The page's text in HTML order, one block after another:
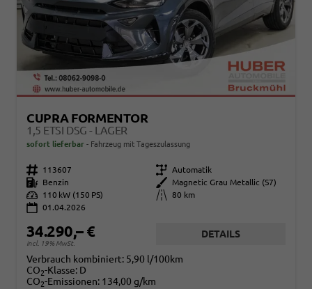
CUPRA FORMENTOR
1,5 ETSI DSG - LAGER
sofort lieferbar Fahrzeug mit Tageszulassung
Fahrzeugnr. 113607 Getriebe Automatik
Kraftstoff
Benzin Außenfarbe
Magnetic Grau Metallic (S7)
Leistung
110 kW (150 PS) Kilometerstand
80 km
01.04.2026
34.290,– €
incl. 19% MwSt.
DETAILS
Verbrauch kombiniert: 5,90 l/100km
CO2-Klasse: D
CO2-Emissionen: 134,00 g/km